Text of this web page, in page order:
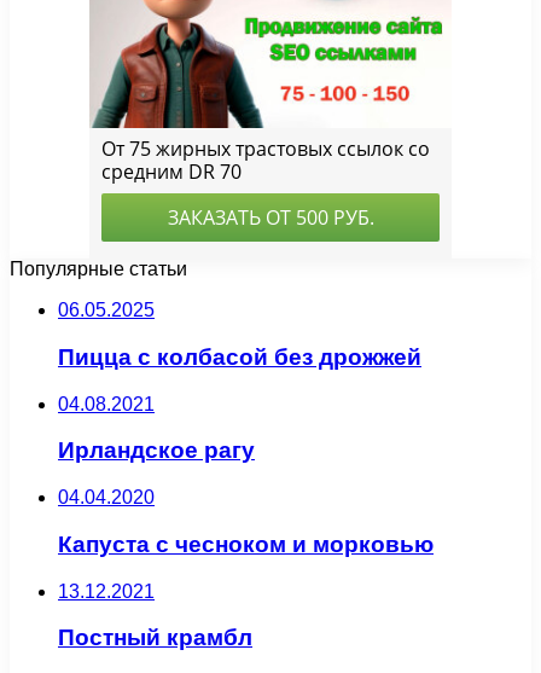
Популярные статьи
06.05.2025
Пицца с колбасой без дрожжей
04.08.2021
Ирландское рагу
04.04.2020
Капуста с чесноком и морковью
13.12.2021
Постный крамбл